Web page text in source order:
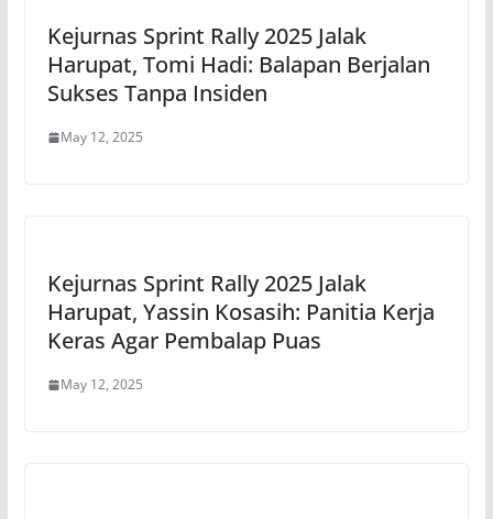
Kejurnas Sprint Rally 2025 Jalak
Harupat, Tomi Hadi: Balapan Berjalan
Sukses Tanpa Insiden
May 12, 2025
Kejurnas Sprint Rally 2025 Jalak
Harupat, Yassin Kosasih: Panitia Kerja
Keras Agar Pembalap Puas
May 12, 2025